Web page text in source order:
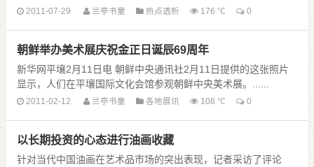
卢西安·弗洛伊德于上周三在伦敦家中逝世，享年8......
2011-07-29 兰亭书童 热点透析 176 ℃ 0
朝鲜举办美术展庆祝金正日诞辰69周年
新华网平壤2月11日电 朝鲜中央通讯社2月11日提供的这张照片
显示，人们在平壤国际文化会馆参观朝鲜中央美术展。......
2011-02-12 兰亭书童 各地展讯 108 ℃ 0
以长期投资的心态进行油画收藏
针对当代中国油画在艺术品市场的突出表现，记者采访了评论